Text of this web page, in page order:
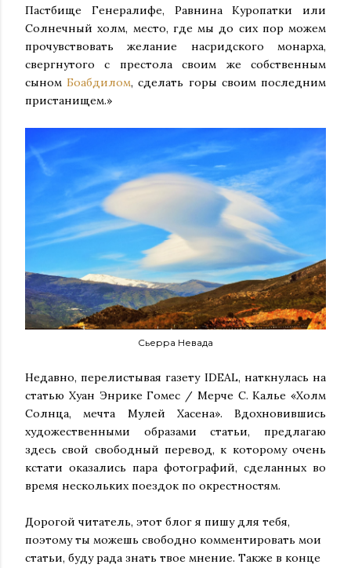
Пастбище Генералифе, Равнина Куропатки или
Солнечный холм, место, где мы до сих пор можем
прочувствовать желание насридского монарха,
свергнутого с престола своим же собственным
сыномБоабдилом, сделать горы своим последним
пристанищем.»
Сьерра Невада
Недавно, перелистывая газету IDEAL, наткнулась на
статью Хуан Энрике Гомес / Мерче С. Калье «Холм
Солнца, мечта Мулей Хасена». Вдохновившись
художественными образами статьи, предлагаю
здесь свой свободный перевод, к которому очень
кстати оказались пара фотографий, сделанных во
время нескольких поездок по окрестностям.
Дорогой читатель, этот блог я пишу для тебя,
поэтому ты можешь свободно комментировать мои
статьи, буду рада знать твое мнение. Также в конце